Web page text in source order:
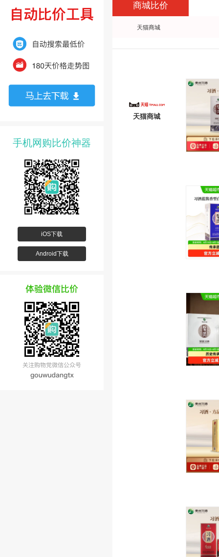
手机网购比价神器
iOS下载
Android下载
商城比价
天猫商城
天猫商城